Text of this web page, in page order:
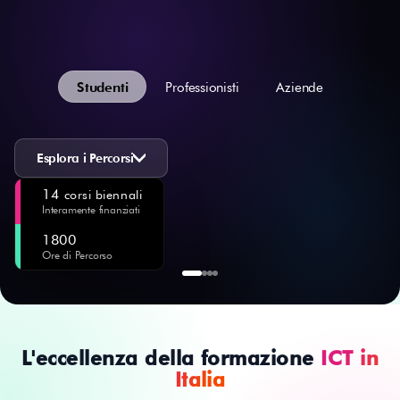
Studenti Professionisti Aziende
Esplora i Percorsi
14 corsi biennali
Interamente finanziati
1800
Ore di Percorso
L'eccellenza della formazione ICT in
Italia